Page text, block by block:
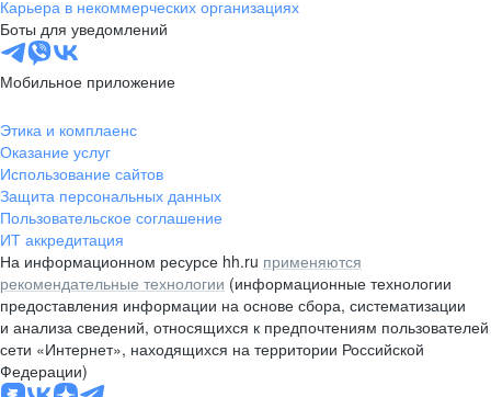
Карьера в некоммерческих организациях
Боты для уведомлений
Мобильное приложение
Этика и комплаенс
Оказание услуг
Использование сайтов
Защита персональных данных
Пользовательское соглашение
ИТ аккредитация
На информационном ресурсе hh.ru применяются
рекомендательные технологии (информационные технологии
предоставления информации на основе сбора, систематизации
и анализа сведений, относящихся к предпочтениям пользователей
сети «Интернет», находящихся на территории Российской
Федерации)